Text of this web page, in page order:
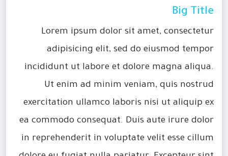
Big Title
Lorem ipsum dolor sit amet, consectetur
adipisicing elit, sed do eiusmod tempor
incididunt ut labore et dolore magna aliqua.
Ut enim ad minim veniam, quis nostrud
exercitation ullamco laboris nisi ut aliquip ex
ea commodo consequat. Duis aute irure dolor
in reprehenderit in voluptate velit esse cillum